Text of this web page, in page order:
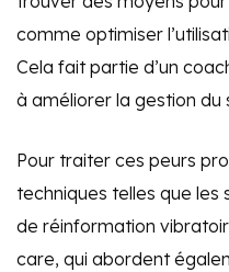
comme optimiser
Cela fait partie d’un
à améliorer la gestion du
Pour traiter ces peurs
techniques telles que les
de réinformation
care, qui abordent